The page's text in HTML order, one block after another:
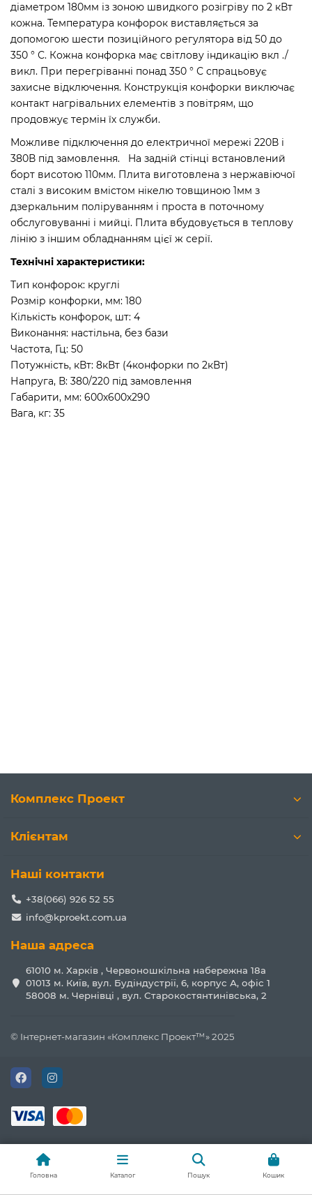
діаметром 180мм із зоною швидкого розігріву по 2 кВт
кожна. Температура конфорок виставляється за
допомогою шести позиційного регулятора від 50 до
350 ° С. Кожна конфорка має світлову індикацію вкл ./
викл. При перегріванні понад 350 ° С спрацьовує
захисне відключення. Конструкція конфорки виключає
контакт нагрівальних елементів з повітрям, що
продовжує термін їх служби.
Можливе підключення до електричної мережі 220В і
380В під замовлення. Ha задній стінці встановлений
борт висотою 110мм. Плита виготовлена з нержавіючої
сталі з високим вмістом нікелю товщиною 1мм з
дзеркальним поліруванням і проста в поточному
обслуговуванні і мийці. Плита вбудовується в теплову
лінію з іншим обладнанням цієї ж серії.
Технічні характеристики:
Тип конфорок: круглі
Розмір конфорки, мм: 180
Кількість конфорок, шт: 4
Виконання: настільна, без бази
Частота, Гц: 50
Потужність, кВт: 8кВт (4конфорки по 2кВт)
Напруга, В: 380/220 під замовлення
Габарити, мм: 600х600х290
Вага, кг: 35
Комплекс Проект
Клієнтам
Наші контакти
+38(066) 926 52 55
info@kproekt.com.ua
Наша адреса
61010 м. Харків , Червоношкільна набережна 18а
01013 м. Київ, вул. Будіндустрії, 6, корпус А, офіс 1
58008 м. Чернівці , вул. Старокостянтинівська, 2
© Інтернет-магазин «Комплекс Проект™» 2025
Головна Каталог Пошук Кошик